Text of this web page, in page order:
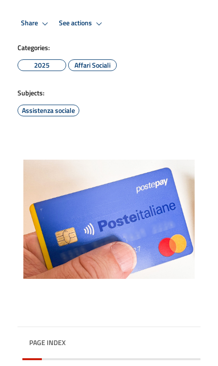
Share See actions
Categories:
2025
Affari Sociali
Subjects:
Assistenza sociale
PAGE INDEX